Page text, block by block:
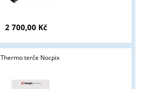
2 700,00 Kč
Thermo terče Nocpix